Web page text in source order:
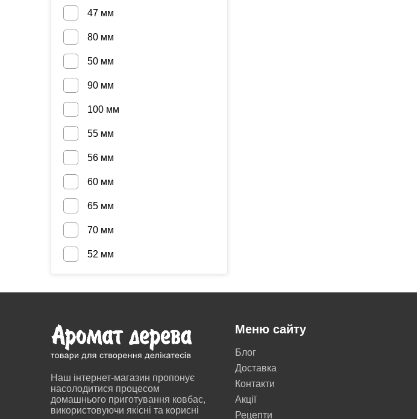
47 мм
80 мм
50 мм
90 мм
100 мм
55 мм
56 мм
60 мм
65 мм
70 мм
52 мм
Наш інтернет-магазин пропонує
насолодитися процесом
домашнього приготування ковбас,
використовуючи якісні та корисні
Меню сайту
Блог
Доставка
Контакти
Акції
Рецепти